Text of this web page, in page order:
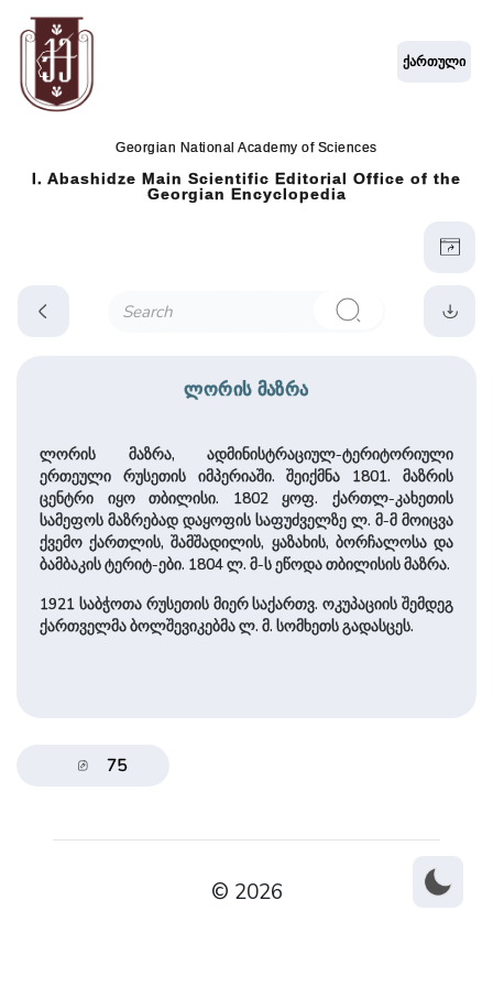
Georgian National Academy of Sciences
I. Abashidze Main Scientific Editorial Office of the
Georgian Encyclopedia
ქართული
ლორის მაზრა
ლორის მაზრა, ადმინისტრაციულ-ტერიტორიული
ერთეული რუსეთის იმპერიაში. შეიქმნა 1801. მაზრის
ცენტრი იყო თბილისი. 1802 ყოფ. ქართლ-კახეთის
სამეფოს მაზრებად დაყოფის საფუძველზე ლ. მ-მ მოიცვა
ქვემო ქართლის, შამშადილის, ყაზახის, ბორჩალოსა და
ბამბაკის ტერიტ-ები. 1804 ლ. მ-ს ეწოდა თბილისის მაზრა.
1921 საბჭოთა რუსეთის მიერ საქართვ. ოკუპაციის შემდეგ
ქართველმა ბოლშევიკებმა ლ. მ. სომხეთს გადასცეს.
75
© 2026